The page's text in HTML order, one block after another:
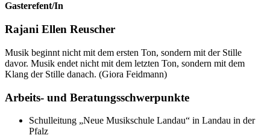
Gasterefent/In
Rajani Ellen Reuscher
Musik beginnt nicht mit dem ersten Ton, sondern mit der Stille
davor. Musik endet nicht mit dem letzten Ton, sondern mit dem
Klang der Stille danach. (Giora Feidmann)
Arbeits- und Beratungsschwerpunkte
Schulleitung „Neue Musikschule Landau“ in Landau in der
Pfalz